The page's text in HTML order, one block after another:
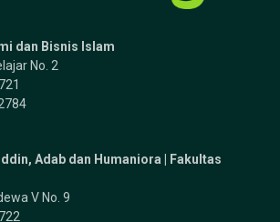
dan Bisnis Islam
No. 2
Adab dan Humaniora | Fakultas
V No. 9